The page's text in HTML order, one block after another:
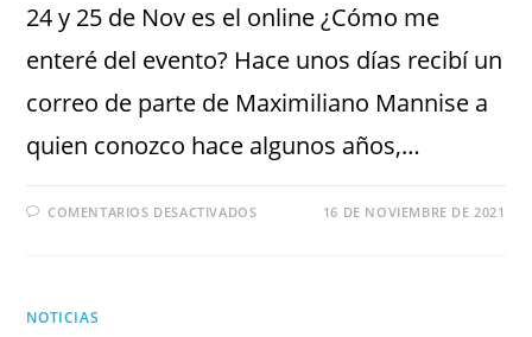
24 y 25 de Nov es el online ¿Cómo me
enteré del evento? Hace unos días recibí un
correo de parte de Maximiliano Mannise a
quien conozco hace algunos años,…
COMENTARIOS DESACTIVADOS 16 DE NOVIEMBRE DE 2021
NOTICIAS